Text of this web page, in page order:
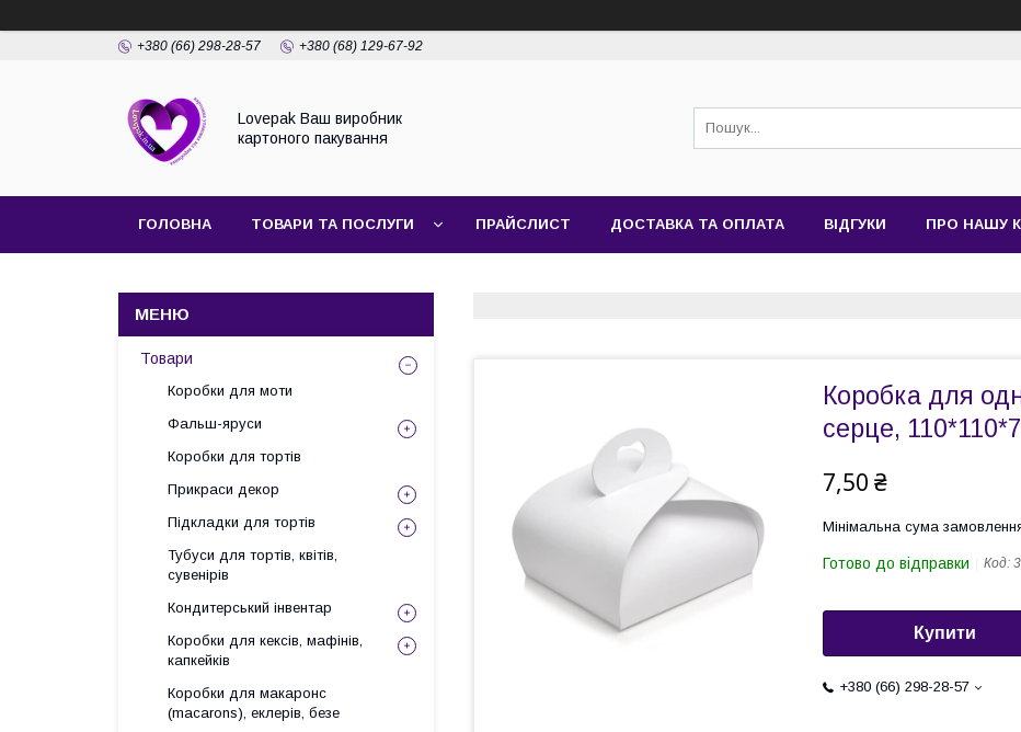
+380 (66) 298-28-57 +380 (68) 129-67-92
Lovepak Ваш виробник
картоного пакування
ГОЛОВНА ТОВАРИ ТА ПОСЛУГИ ПРАЙСЛИСТ ДОСТАВКА ТА ОПЛАТА ВІДГУКИ ПРО НАШУ
Коробка для
серце,
7,50 ₴
Мінімальна сума
Готово до відправки Код:
Купити
+380 (66) 298-28-57
Товари
Коробки для моти
Фальш-яруси
Коробки для тортів
Прикраси декор
Підкладки для тортів
Тубуси для тортів, квітів,
сувенірів
Кондитерський інвентар
Коробки для кексів, мафінів,
капкейків
Коробки для макаронс
(macarons), еклерів, безе